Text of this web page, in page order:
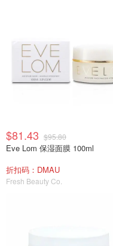
$81.43 $95.80
Eve Lom 保湿面膜 100ml
折扣码：DMAU
Fresh Beauty Co.